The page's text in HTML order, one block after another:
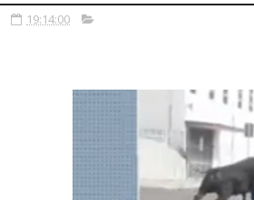
19:14:00